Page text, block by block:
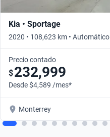
Kia • Sportage
2020 • 108,623 km • Automático
Precio contado
$232,999
Desde $4,589 /mes*
Monterrey